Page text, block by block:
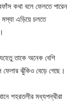
কথা বলে ফেলতে পারেন
এড়িয়ে চলতে
তাকে অনেক বেশি
ঝুঁকিও বেড়ে গেছে।
শহরতলীর মধ্যপন্থীরা